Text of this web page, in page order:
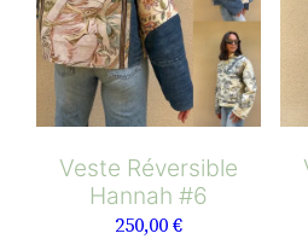
Veste Réversible
Hannah #6
250,00€